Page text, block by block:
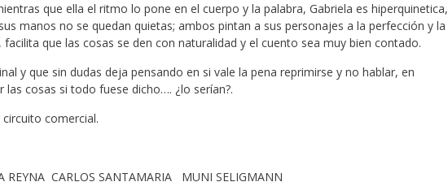
que ella el ritmo lo pone en el cuerpo y la palabra, Gabriela es hiperquinetica,
manos no se quedan quietas; ambos pintan a sus personajes a la perfección y la
que las cosas se den con naturalidad y el cuento sea muy bien contado.
y que sin dudas deja pensando en si vale la pena reprimirse y no hablar, en
cosas si todo fuese dicho…. ¿lo serían?.
comercial.
REYNA CARLOS SANTAMARIA MUNI SELIGMANN